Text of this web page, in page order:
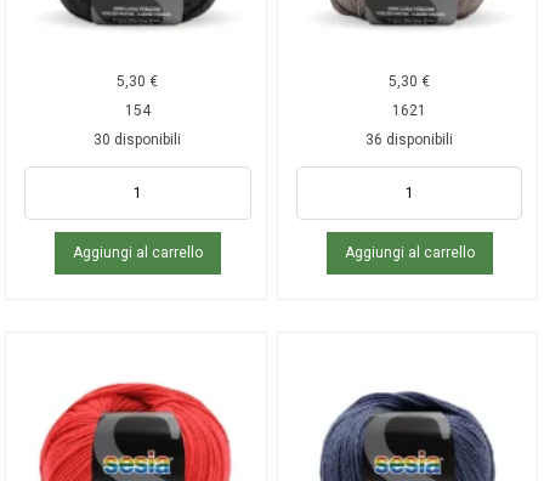
5,30€
154
30 disponibili
Aggiungi al carrello
5,30€
1621
36 disponibili
Aggiungi al carrello